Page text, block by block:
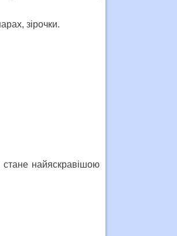
зірочки.
стане найяскравішою